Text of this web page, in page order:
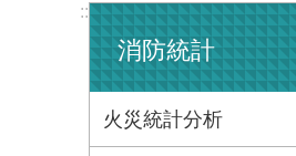
:::
消防統計
火災統計分析